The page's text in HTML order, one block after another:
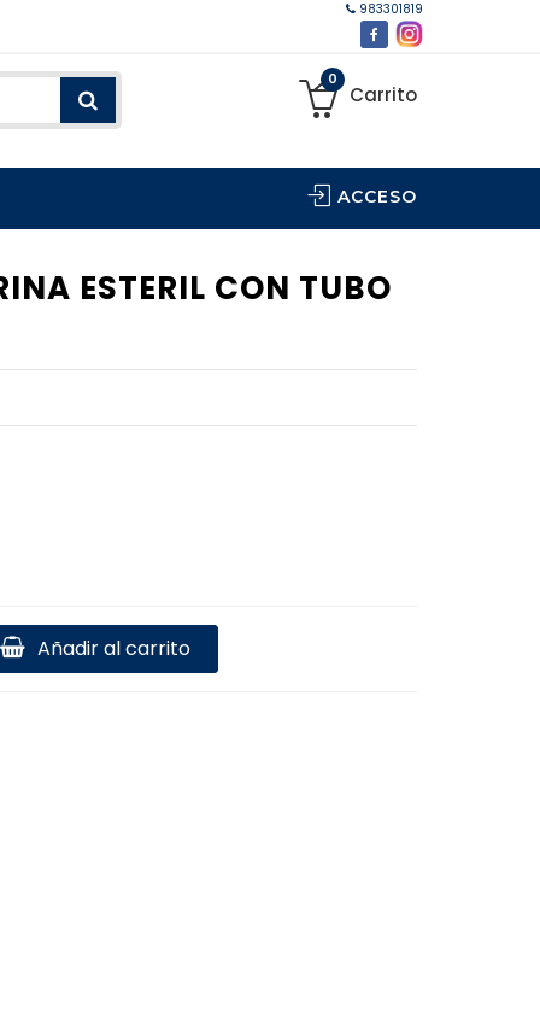
983301819
0
Carrito
ACCESO
ESTERIL CON TUBO
Añadir al carrito